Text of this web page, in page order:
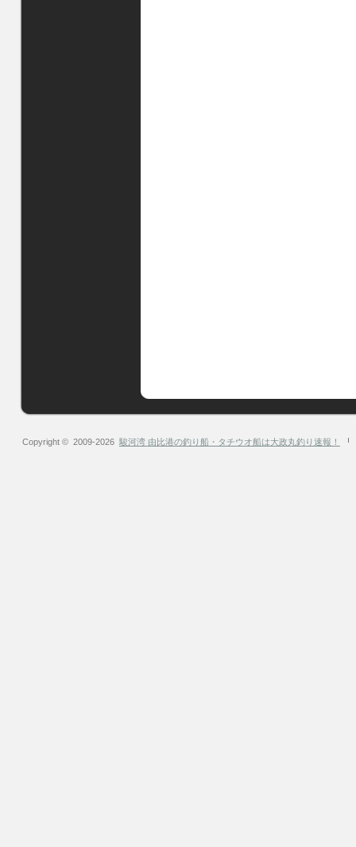
Copyright © 2009-2026 駿河湾 由比港の釣り船・タチウオ船は大政丸釣り速報！